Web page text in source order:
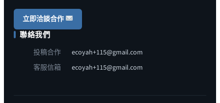
立即洽談合作
聯絡我們
投稿合作
ecoyah+115@gmail.com
客服信箱
ecoyah+115@gmail.com